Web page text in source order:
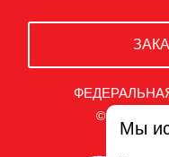
© ООО
Мы